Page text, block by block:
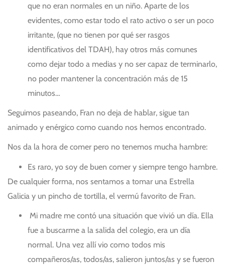
que no eran normales en un niño. Aparte de los
evidentes, como estar todo el rato activo o ser un poco
irritante, (que no tienen por qué ser rasgos
identificativos del TDAH), hay otros más comunes
como dejar todo a medias y no ser capaz de terminarlo,
no poder mantener la concentración más de 15
minutos…
Seguimos paseando, Fran no deja de hablar, sigue tan
animado y enérgico como cuando nos hemos encontrado.
Nos da la hora de comer pero no tenemos mucha hambre:
Es raro, yo soy de buen comer y siempre tengo hambre.
De cualquier forma, nos sentamos a tomar una Estrella
Galicia y un pincho de tortilla, el vermú favorito de Fran.
Mi madre me contó una situación que vivió un día. Ella
fue a buscarme a la salida del colegio, era un día
normal. Una vez allí vio como todos mis
compañeros/as, todos/as, salieron juntos/as y se fueron